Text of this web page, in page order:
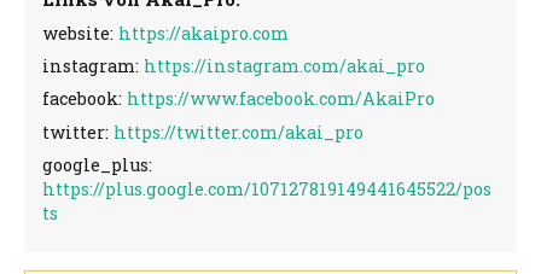
website: https://akaipro.com
instagram: https://instagram.com/akai_pro
facebook: https://www.facebook.com/AkaiPro
twitter: https://twitter.com/akai_pro
google_plus:
https://plus.google.com/107127819149441645522/pos
ts